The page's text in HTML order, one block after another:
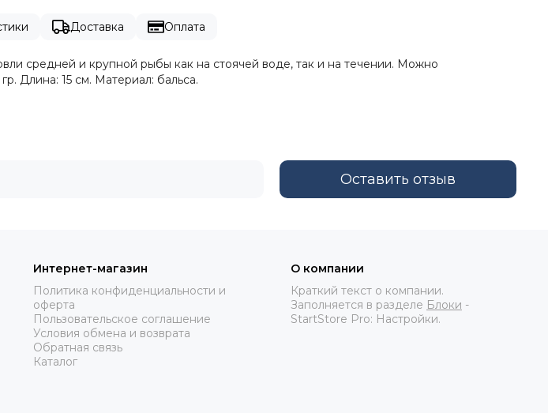
Доставка Оплата
средней и крупной рыбы как на стоячей воде, так и на течении. Можно
Длина: 15 см. Материал: бальса.
Оставить отзыв
Интернет-магазин
Политика конфиденциальности и
оферта
Пользовательское соглашение
Условия обмена и возврата
Обратная связь
Каталог
О компании
Краткий текст о компании.
Заполняется в разделе Блоки -
StartStore Pro: Настройки.